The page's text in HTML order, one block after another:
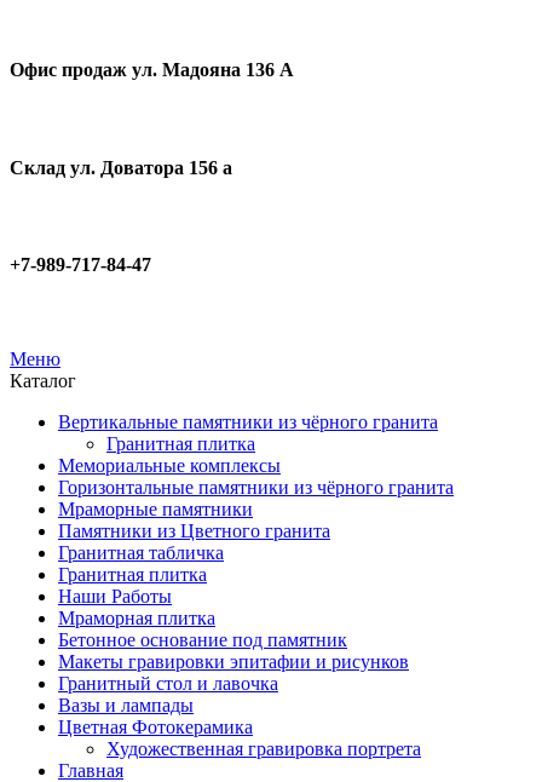
Офис продаж ул. Мадояна 136 А
Склад ул. Доватора 156 а
+7-989-717-84-47
Меню
Каталог
Вертикальные памятники из чёрного гранита
Гранитная плитка
Мемориальные комплексы
Горизонтальные памятники из чёрного гранита
Мраморные памятники
Памятники из Цветного гранита
Гранитная табличка
Гранитная плитка
Наши Работы
Мраморная плитка
Бетонное основание под памятник
Макеты гравировки эпитафии и рисунков
Гранитный стол и лавочка
Вазы и лампады
Цветная Фотокерамика
Художественная гравировка портрета
Главная